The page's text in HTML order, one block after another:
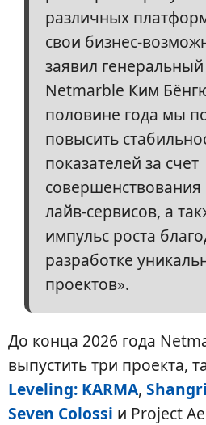
различных
свои бизнес-
заявил
Netmarble Ким
половине года мы
повысить
показателей за счет
лайв-сервисов, а
импульс роста
разработке
проектов».
До конца 2026 года
выпустить три проекта,
Leveling: KARMA,
Seven Colossi и Project